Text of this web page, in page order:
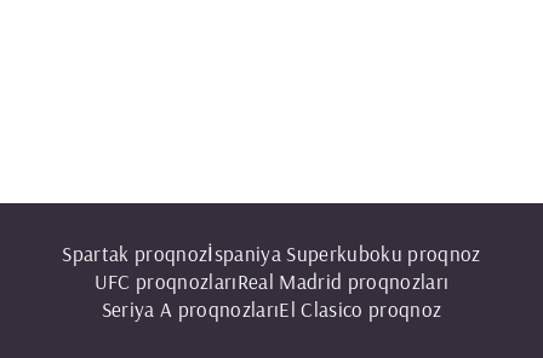
Spartak proqnozİspaniya Superkuboku proqnoz
UFС proqnozlarıReal Madrid proqnozları
Seriya A proqnozlarıEl Clasico proqnoz